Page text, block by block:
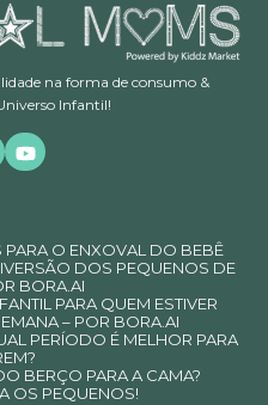
na forma de consumo &
Infantil!
O ENXOVAL DO BEBÊ
DOS PEQUENOS DE
BORA.AI
PARA QUEM ESTIVER
– POR BORA.AI
PERÍODO É MELHOR PARA
BERÇO PARA A CAMA?
OS PEQUENOS!